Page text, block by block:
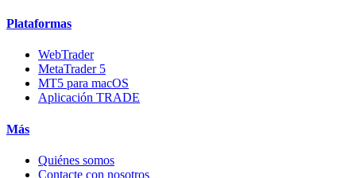
Plataformas
WebTrader
MetaTrader 5
MT5 para macOS
Aplicación TRADE
Más
Quiénes somos
Contacte con nosotros